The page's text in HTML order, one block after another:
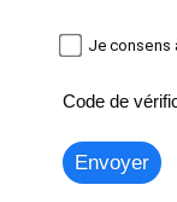
Je consens
Code de